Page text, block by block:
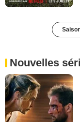
Nouvelles